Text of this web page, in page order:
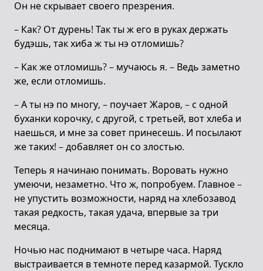
Он не скрывает своего презрения.
– Как? От дурень! Так ты ж его в руках держать
будэшь, так хиба ж ты нэ отломишь?
– Как же отломишь? – мучаюсь я. – Ведь заметно
же, если отломишь.
– А ты нэ по многу, – поучает Жаров, – с одной
буханки корочку, с другой, с третьей, вот хлеба и
наешься, и мне за совет принесешь. И посылают
же таких! – добавляет он со злостью.
Теперь я начинаю понимать. Воровать нужно
умеючи, незаметно. Что ж, попробуем. Главное –
не упустить возможности, наряд на хлебозавод
такая редкость, такая удача, впервые за три
месяца.
Ночью нас поднимают в четыре часа. Наряд
выстраивается в темноте перед казармой. Тускло